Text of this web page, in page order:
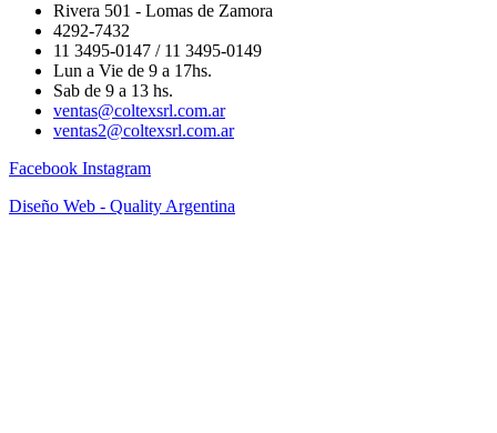
Rivera 501 - Lomas de Zamora
4292-7432
11 3495-0147 / 11 3495-0149
Lun a Vie de 9 a 17hs.
Sab de 9 a 13 hs.
ventas@coltexsrl.com.ar
ventas2@coltexsrl.com.ar
Facebook Instagram
Diseño Web - Quality Argentina